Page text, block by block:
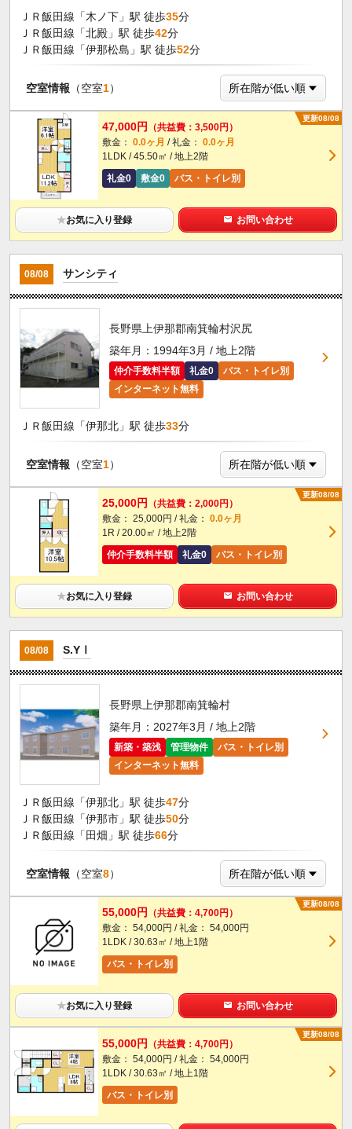
ＪＲ飯田線「木ノ下」駅 徒歩35分
ＪＲ飯田線「北殿」駅 徒歩42分
ＪＲ飯田線「伊那松島」駅 徒歩52分
空室情報 （空室1）
更新08/08
47,000円
（共益費：3,500円）
敷金： 0.0ヶ月 / 礼金： 0.0ヶ月
1LDK / 45.50㎡ / 地上2階
礼金0
敷金0 バス・トイレ別
★お気に入り登録 お問い合わせ
08/08 サンシティ
長野県上伊那郡南箕輪村沢尻
築年月：1994年3月 / 地上2階
仲介手数料半額 礼金0
バス・トイレ別
インターネット無料
ＪＲ飯田線「伊那北」駅 徒歩33分
空室情報 （空室1）
更新08/08
25,000円
（共益費：2,000円）
敷金： 25,000円 / 礼金： 0.0ヶ月
1R / 20.00㎡ / 地上2階
仲介手数料半額
礼金0 バス・トイレ別
★お気に入り登録 お問い合わせ
08/08 S.YⅠ
長野県上伊那郡南箕輪村
築年月：2027年3月 / 地上2階
新築・築浅 管理物件
バス・トイレ別
インターネット無料
ＪＲ飯田線「伊那北」駅 徒歩47分
ＪＲ飯田線「伊那市」駅 徒歩50分
ＪＲ飯田線「田畑」駅 徒歩66分
空室情報 （空室8）
更新08/08
55,000円
（共益費：4,700円）
敷金： 54,000円 / 礼金： 54,000円
1LDK / 30.63㎡ / 地上1階
バス・トイレ別
★お気に入り登録 お問い合わせ
更新08/08
55,000円
（共益費：4,700円）
敷金： 54,000円 / 礼金： 54,000円
1LDK / 30.63㎡ / 地上1階
バス・トイレ別